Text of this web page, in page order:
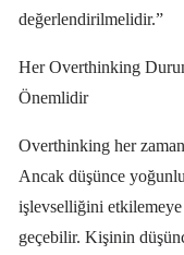
değerlendirilmelidir.”
Her Overthinking
Önemlidir
Overthinking her
Ancak düşünce
işlevselliğini etkilemeye
geçebilir. Kişinin